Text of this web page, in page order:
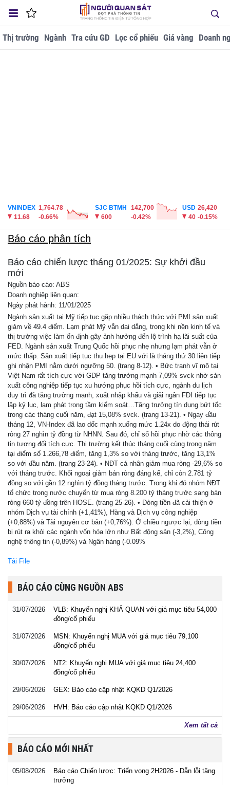
Thị trường Ngành Tra cứu GD Lọc cổ phiếu Giá vàng Doanh
VNINDEX 1,764.78
11.68
-0.66%
SJC BTMH
142,700
600
-0.42%
USD 26,420
40 -0.15%
Báo cáo phân tích
Báo cáo chiến lược tháng 01/2025: Sự khởi đầu
mới
Nguồn báo cáo: ABS
Doanh nghiệp liên quan:
Ngày phát hành: 11/01/2025
Ngành sản xuất tại Mỹ tiếp tục gặp nhiều thách thức với PMI sản xuất
giảm về 49.4 điểm. Lạm phát Mỹ vẫn dai dẳng, trong khi nền kinh tế và
thị trường việc làm ổn định gây ảnh hưởng đến lộ trình hạ lãi suất của
FED. Ngành sản xuẩt Trung Quốc hồi phục nhẹ nhưng lạm phát vẫn ở
mức thấp. Sản xuất tiếp tục thu hẹp tại EU với là tháng thứ 30 liên tiếp
ghi nhận PMI nằm dưới ngưỡng 50. (trang 8-12). • Bức tranh vĩ mô tại
Việt Nam rất tích cực với GDP tăng trưởng mạnh 7,09% svck nhờ sản
xuất công nghiệp tiếp tục xu hướng phục hồi tích cực, ngành du lịch
duy trì đà tăng trưởng mạnh, xuất nhập khẩu và giải ngân FDI tiếp tục
lập kỷ lục, lạm phát trong tầm kiểm soát…Tăng trưởng tín dụng bứt tốc
trong các tháng cuối năm, đạt 15,08% svck. (trang 13-21). • Ngay đầu
tháng 12, VN-Index đã lao dốc mạnh xuống mức 1.24x do động thái rút
ròng 27 nghìn tỷ đồng từ NHNN. Sau đó, chỉ số hồi phục nhờ các thông
tin tương đối tích cực. Thị trường kết thúc tháng cuối cùng trong năm
tại điểm số 1.266,78 điểm, tăng 1,3% so với tháng trước, tăng 13,1%
so với đầu năm. (trang 23-24). • NĐT cá nhân giảm mua ròng -29,6% so
với tháng trước. Khối ngoại giảm bán ròng đáng kể, chỉ còn 2.781 tỷ
đồng so với gần 12 nghìn tỷ đồng tháng trước. Trong khi đó nhóm NĐT
tổ chức trong nước chuyển từ mua ròng 8.200 tỷ tháng trước sang bán
ròng 660 tỷ đồng trên HOSE. (trang 25-26). • Dòng tiền đã cải thiện ở
nhóm Dịch vụ tài chính (+1,41%), Hàng và Dịch vụ công nghiệp
(+0,88%) và Tài nguyên cơ bản (+0,76%). Ở chiều ngược lại, dòng tiền
bị rút ra khỏi các ngành vốn hóa lớn như Bất động sản (-3,2%), Công
nghệ thông tin (-0,89%) và Ngân hàng (-0.09%
Tải File
BÁO CÁO CÙNG NGUỒN ABS
31/07/2026
VLB: Khuyến nghị KHẢ QUAN với giá mục tiêu 54,000
đồng/cổ phiếu
31/07/2026
MSN: Khuyến nghị MUA với giá mục tiêu 79,100
đồng/cổ phiếu
30/07/2026
NT2: Khuyến nghị MUA với giá mục tiêu 24,400
đồng/cổ phiếu
29/06/2026 GEX: Báo cáo cập nhật KQKD Q1/2026
29/06/2026 HVH: Báo cáo cập nhật KQKD Q1/2026
Xem tất cả
BÁO CÁO MỚI NHẤT
05/08/2026
Báo cáo Chiến lược: Triển vọng 2H2026 - Dẫn lỗi tăng
trưởng